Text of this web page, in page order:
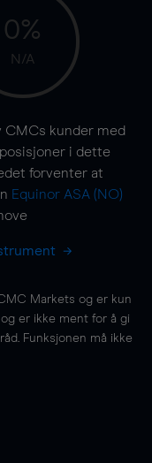
0%
N/A
CMCs kunder med
i dette
forventer at
Equinor ASA (NO)
Markets og er kun
er ikke ment for å gi
Funksjonen må ikke